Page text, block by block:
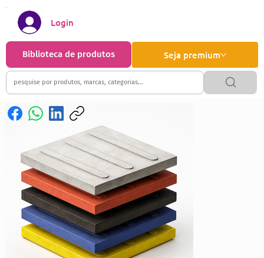
Seja premium
Biblioteca de produtos
Login